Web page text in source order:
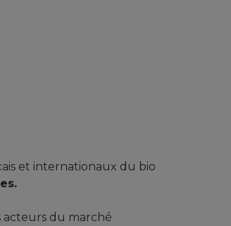
et internationaux du bio
acteurs du marché